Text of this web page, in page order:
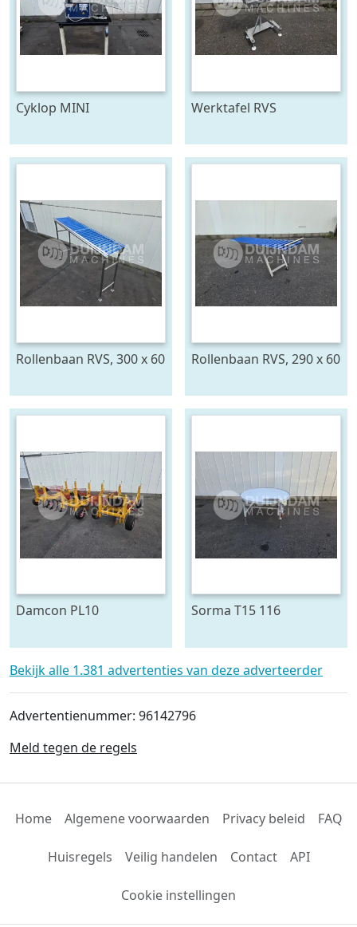
Cyklop MINI
Werktafel RVS
Rollenbaan RVS, 300 x 60
Rollenbaan RVS, 290 x 60
Damcon PL10
bomen
Sorma T15 116
Bekijk alle 1.381 advertenties van deze adverteerder
Advertentienummer: 96142796
Meld tegen de regels
Home Algemene voorwaarden Privacy beleid FAQ
Huisregels Veilig handelen Contact API
Cookie instellingen